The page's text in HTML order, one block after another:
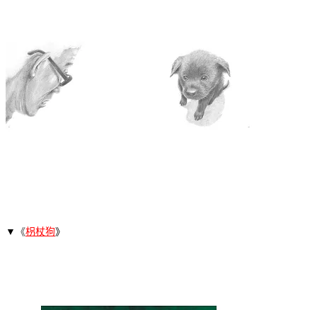
▼ 《枴杖狗》